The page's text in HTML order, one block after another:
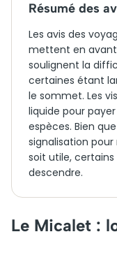
Résumé des
Les avis des
mettent en
soulignent la
certaines étant
le sommet. Les
liquide pour
espèces. Bien
signalisation
soit utile,
descendre.
Le Micalet :